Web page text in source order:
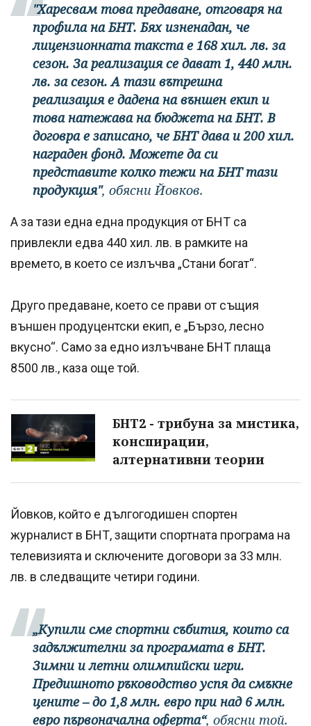
"Харесвам това предаване, отговаря на
профила на БНТ. Бях изненадан, че
лицензионната такста е 168 хил. лв. за
сезон. За реализация се дават 1, 440 млн.
лв. за сезон. А тази вътрешна
реализация е дадена на външен екип и
това натежава на бюджета на БНТ. В
договра е записано, че БНТ дава и 200 хил.
награден фонд. Можете да си
представите колко тежи на БНТ тази
продукция", обясни Йовков.
А за тази една една продукция от БНТ са
привлекли едва 440 хил. лв. в рамките на
времето, в което се излъчва „Стани богат“.
Друго предаване, което се прави от същия
външен продуцентски екип, е „Бързо, лесно
вкусно“. Само за едно излъчване БНТ плаща
8500 лв., каза още той.
БНТ2 - трибуна за мистика,
конспирации,
алтернативни теории
Йовков, който е дългогодишен спортен
журналист в БНТ, защити спортната програма на
телевизията и сключените договори за 33 млн.
лв. в следващите четири години.
„Купили сме спортни събития, които са
задължителни за програмата в БНТ.
Зимни и летни олимпийски игри.
Предишното ръководство успя да смъкне
цените – до 1,8 млн. евро при над 6 млн.
евро първоначална оферта“, обясни той.